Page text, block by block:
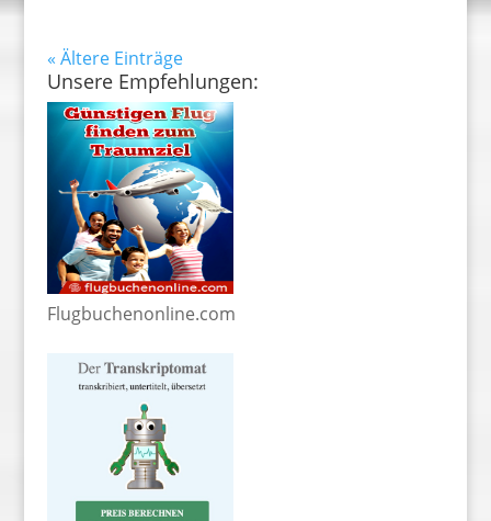
« Ältere Einträge
Unsere Empfehlungen:
Flugbuchenonline.com